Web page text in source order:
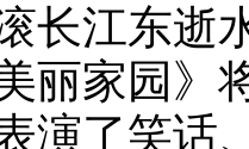
长江东逝
丽家园》
演了笑话